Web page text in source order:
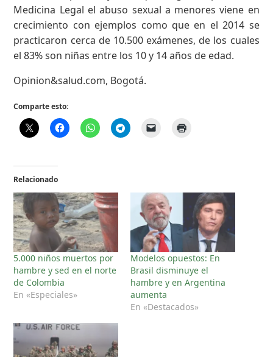
Medicina Legal el abuso sexual a menores viene en
crecimiento con ejemplos como que en el 2014 se
practicaron cerca de 10.500 exámenes, de los cuales
el 83% son niñas entre los 10 y 14 años de edad.
Opinion&salud.com, Bogotá.
Comparte esto:
Relacionado
5.000 niños muertos por
hambre y sed en el norte
de Colombia
En «Especiales»
Modelos opuestos: En
Brasil disminuye el
hambre y en Argentina
aumenta
En «Destacados»